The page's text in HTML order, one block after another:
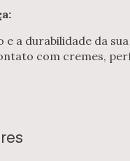
a durabilidade da
com cremes,